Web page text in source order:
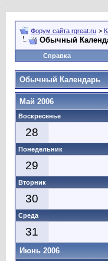
Форум сайта rgreat.ru >
Обычный
Справка
Обычный Календарь
Май 2006
Воскресенье
28
Понедельник
29
Вторник
30
Среда
31
Июнь 2006